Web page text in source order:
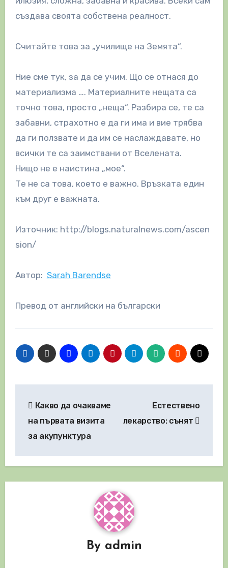
създава своята собствена реалност.
Считайте това за „училище на Земята“.
Ние сме тук, за да се учим. Що се отнася до
материализма …. Материалните нещата са
точно това, просто „неща“. Разбира се, те са
забавни, страхотно е да ги има и вие трябва
да ги ползвате и да им се наслаждавате, но
всички те са заимствани от Вселената.
Нищо не е наистина „мое“.
Те не са това, което е важно. Връзката един
към друг е важната.
Източник: http://blogs.naturalnews.com/ascen
sion/
Автор: Sarah Barendse
Превод от английски на български
Какво да очакваме
на първата визита
за акупунктура
Естествено
лекарство: сънят
By admin